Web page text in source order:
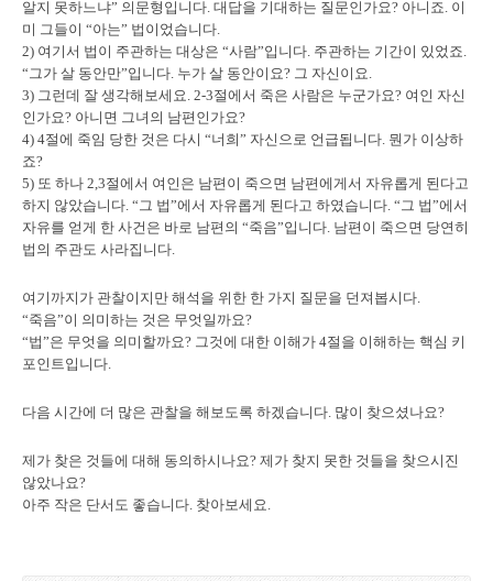
알지 못하느냐” 의문형입니다. 대답을 기대하는 질문인가요? 아니죠. 이
미 그들이 “아는” 법이었습니다.
2) 여기서 법이 주관하는 대상은 “사람”입니다. 주관하는 기간이 있었죠.
“그가 살 동안만”입니다. 누가 살 동안이요? 그 자신이요.
3) 그런데 잘 생각해보세요. 2-3절에서 죽은 사람은 누군가요? 여인 자신
인가요? 아니면 그녀의 남편인가요?
4) 4절에 죽임 당한 것은 다시 “너희” 자신으로 언급됩니다. 뭔가 이상하
죠?
5) 또 하나 2,3절에서 여인은 남편이 죽으면 남편에게서 자유롭게 된다고
하지 않았습니다. “그 법”에서 자유롭게 된다고 하였습니다. “그 법”에서
자유를 얻게 한 사건은 바로 남편의 “죽음”입니다. 남편이 죽으면 당연히
법의 주관도 사라집니다.
여기까지가 관찰이지만 해석을 위한 한 가지 질문을 던져봅시다.
“죽음”이 의미하는 것은 무엇일까요?
“법”은 무엇을 의미할까요? 그것에 대한 이해가 4절을 이해하는 핵심 키
포인트입니다.
다음 시간에 더 많은 관찰을 해보도록 하겠습니다. 많이 찾으셨나요?
제가 찾은 것들에 대해 동의하시나요? 제가 찾지 못한 것들을 찾으시진
않았나요?
아주 작은 단서도 좋습니다. 찾아보세요.